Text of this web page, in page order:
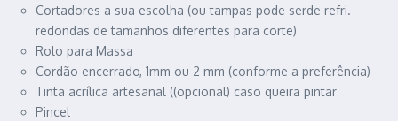
Cortadores a sua escolha (ou tampas pode serde refri.
redondas de tamanhos diferentes para corte)
Rolo para Massa
Cordão encerrado, 1mm ou 2 mm (conforme a preferência)
Tinta acrílica artesanal ((opcional) caso queira pintar
Pincel